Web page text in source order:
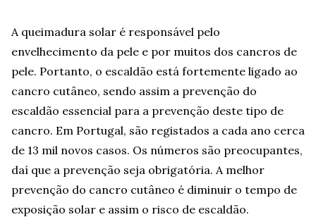
A queimadura solar é responsável pelo
envelhecimento da pele e por muitos dos cancros de
pele. Portanto, o escaldão está fortemente ligado ao
cancro cutâneo, sendo assim a prevenção do
escaldão essencial para a prevenção deste tipo de
cancro. Em Portugal, são registados a cada ano cerca
de 13 mil novos casos. Os números são preocupantes,
daí que a prevenção seja obrigatória. A melhor
prevenção do cancro cutâneo é diminuir o tempo de
exposição solar e assim o risco de escaldão.